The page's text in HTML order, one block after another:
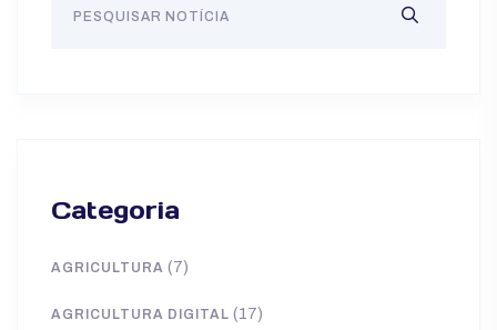
Categoria
AGRICULTURA (7)
AGRICULTURA DIGITAL (17)